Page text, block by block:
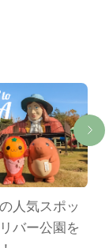
人気スポッ
バー公園を